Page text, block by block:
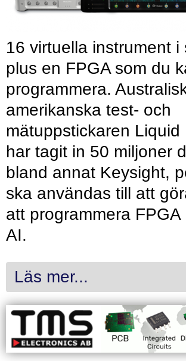
16 virtuella instrument i
plus en FPGA som du
programmera.
amerikanska test- och
mätuppstickaren Liquid
har tagit in 50 miljoner
bland annat Keysight,
ska användas till att
att programmera
AI.
Läs mer...